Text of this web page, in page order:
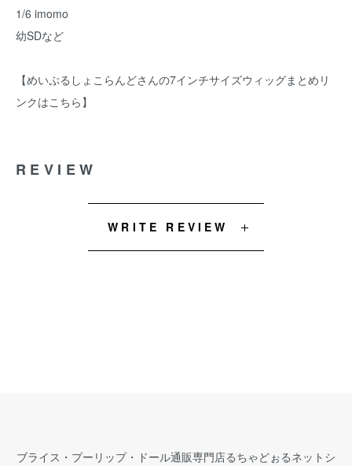
1/6 imomo
幼SDなど
【めいぷるしょこらんどさんの7インチサイズウィッグまとめリ
ンクはこちら】
REVIEW
WRITE REVIEW
ブライス・プーリップ・ドール通販専門店るちゃどぉるネットシ